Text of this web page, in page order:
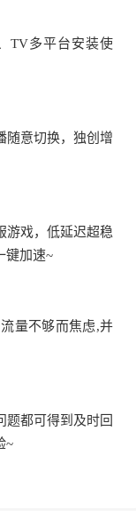
TV多平台安装使
随意切换，独创增
游戏，低延迟超稳
键加速~
量不够而焦虑,并
都可得到及时回
~